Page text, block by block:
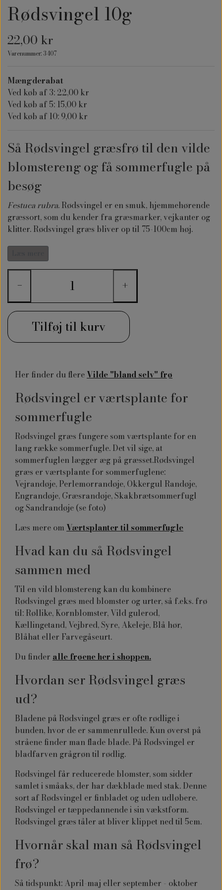
Rødsvingel 10g
22,00 kr
Varenummer: 3407
Mængderabat
Ved køb af 3: 22,00 kr
Ved køb af 5: 15,00 kr
Ved køb af 10: 9,00 kr
Så Rødsvingel græsfrø til den vilde
blomstereng og få sommerfugle på
besøg
Festuca rubra. Rødsvingel er en smuk, hjemmehørende
græssort, som du kender fra græsmarker, vejkanter og
klitter. Rødsvingel græs bliver op til 75-100cm høj.
Rødsvingel græs er perfekt at anvendes i
sommerfuglehaven, den vilde have, hvor man gerne vil
have en blomstereng. Du kan så Rødsvingel græsfrø
samme med forskellige vilde græsser, blomster og urter.
− +
Tilføj til kurv
Her finder du flereVilde "bland selv" frø
Rødsvingel er værtsplante for
sommerfugle
Rødsvingel græs fungere som værtsplante for en
lang række sommerfugle. Det vil sige, at
sommerfuglen lægger æg på græsset.Rødsvingel
græs er værtsplante for sommerfuglene:
Vejrandøje, Perlemorrandøje, Okkergul Randøje,
Engrandøje, Græsrandøje, Skakbrætsommerfugl
og Sandrandøje (se foto)
Læs mere om Værtsplanter til sommerfugle
Hvad kan du så Rødsvingel
sammen med
Til en vild blomstereng kan du kombinere
Rødsvingel græs med blomster og urter, så f.eks. frø
til: Røllike, Kornblomster, Vild gulerod,
Kællingetand, Vejbred, Syre, Akeleje, Blå hør,
Blåhat eller Farvegåseurt.
Du finder alle frøene her i shoppen.
Hvordan ser Rødsvingel græs
ud?
Bladene på Rødsvingel græs er ofte rødlige i
bunden, hvor de er sammenrullede. Kun øverst på
stråene finder man flade blade. På Rødsvingel er
bladfarven grågrøn til rødlig.
Rødsvingel får reducerede blomster, som sidder
samlet i småaks, der har dækblade med stak. Denne
sort af Rødsvingel er finbladet og uden udløbere.
Rødsvingel er tæppedannende i sin vækstform.
Rødsvingel græs tåler at bliver klippet ned til 5cm.
Hvornår skal man så Rødsvingel
frø?
Så tidspunkt: April-maj eller september - oktober